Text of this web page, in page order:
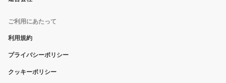
ご利用にあたって
利用規約
プライバシーポリシー
クッキーポリシー